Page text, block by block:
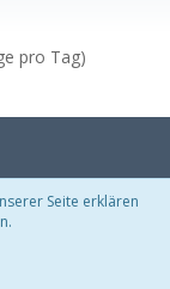
pro Tag)
Seite erklären